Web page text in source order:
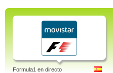
Formula1 en directo